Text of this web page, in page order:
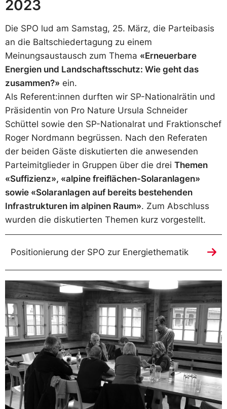
2023
Die SPO lud am Samstag, 25. März, die Parteibasis
an die Baltschiedertagung zu einem
Meinungsaustausch zum Thema «Erneuerbare
Energien und Landschaftsschutz: Wie geht das
zusammen?» ein.
Als Referent:innen durften wir SP-Nationalrätin und
Präsidentin von Pro Nature Ursula Schneider
Schüttel sowie den SP-Nationalrat und Fraktionschef
Roger Nordmann begrüssen. Nach den Referaten
der beiden Gäste diskutierten die anwesenden
Parteimitglieder in Gruppen über die drei Themen
«Suffizienz», «alpine freiflächen-Solaranlagen»
sowie «Solaranlagen auf bereits bestehenden
Infrastrukturen im alpinen Raum». Zum Abschluss
wurden die diskutierten Themen kurz vorgestellt.
Positionierung der SPO zur Energiethematik